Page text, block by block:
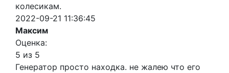
колесикам.
2022-09-21 11:36:45
Максим
Оценка:
5 из 5
Генератор просто находка. не жалею что его